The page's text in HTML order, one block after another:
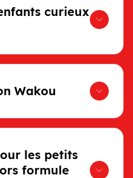
curieux
Wakou
les petits
formule